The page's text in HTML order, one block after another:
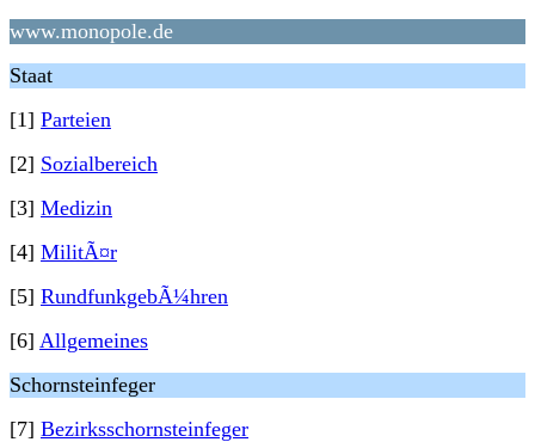
www.monopole.de
Staat
[1] Parteien
[2] Sozialbereich
[3] Medizin
[4] MilitÃ¤r
[5] RundfunkgebÃ¼hren
[6] Allgemeines
Schornsteinfeger
[7] Bezirksschornsteinfeger